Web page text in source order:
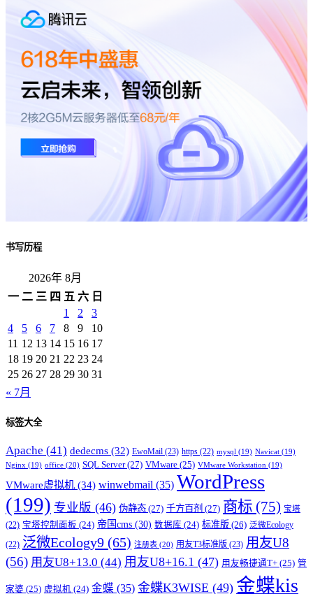
书写历程
2026年 8月
一 二 三 四 五 六 日
1
2
3
4
5 6 7 8 9
10
11 12 13 14 15 16 17
18 19 20 21 22 23 24
25 26 27 28 29 30 31
« 7月
标签大全
Apache (41) dedecms (32) EwoMail (23) https (22) mysql (19) Navicat (19)
Nginx (19) office (20) SQL Server(27) VMware (25) VMware Workstation (19)
VMware虚拟机 (34) winwebmail (35) WordPress
(199) 专业版 (46) 伪静态 (27) 千方百剂 (27) 商标 (75) 宝塔
(22) 宝塔控制面板 (24) 帝国cms (30) 数据库 (24) 标准版 (26) 泛微Ecology
(22) 泛微Ecology9 (65) 注册表 (20) 用友T3标准版 (23) 用友U8
(56) 用友U8+13.0 (44) 用友U8+16.1 (47) 用友畅捷通T+ (25) 管
家婆 (25) 虚拟机 (24) 金蝶 (35) 金蝶K3WISE (49) 金蝶kis